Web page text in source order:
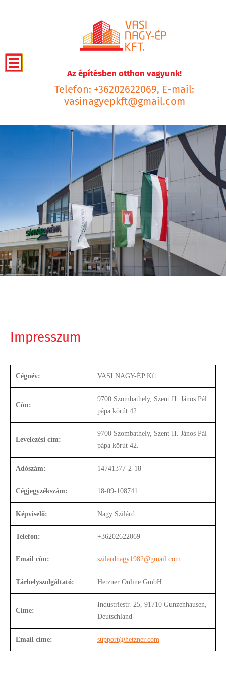
Az építésben otthon vagyunk!
Telefon: +36202622069, E-mail:
vasinagyepkft@gmail.com
Impresszum
Cégnév: VASI NAGY-ÉP Kft.
Cím:
9700 Szombathely, Szent II. János Pál
pápa körút 42.
Levelezési cím:
9700 Szombathely, Szent II. János Pál
pápa körút 42.
Adószám: 14741377-2-18
Cégjegyzékszám: 18-09-108741
Képviselő: Nagy Szilárd
Telefon: +36202622069
Email cím: szilardnagy1982@gmail.com
Tárhelyszolgáltató: Hetzner Online GmbH
Címe:
Industriestr. 25, 91710 Gunzenhausen,
Deutschland
Email címe: support@hetzner.com